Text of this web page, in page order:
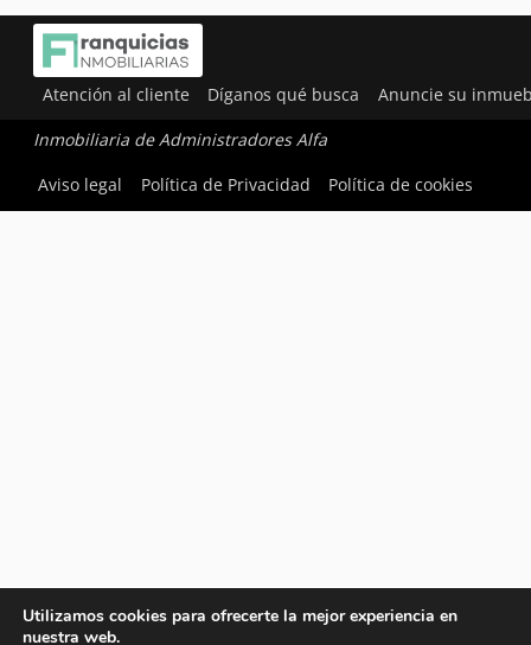
Atención al cliente Díganos qué busca Anuncie su
Inmobiliaria de Administradores Alfa
Aviso legal
Política de Privacidad Política de cookies
Utilizamos cookies para ofrecerte la mejor experiencia en
nuestra web.